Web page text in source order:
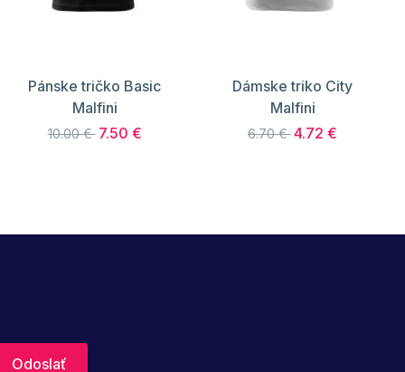
Pánske tričko Basic
Malfini
10.00 € 7.50 €
Dámske triko City
Malfini
6.70 €4.72 €